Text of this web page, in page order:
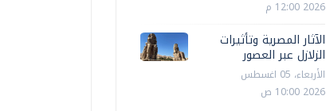
2026 12:00 م
الآثار المصرية وتأثيرات
الزلازل عبر العصور
الأربعاء، 05 اغسطس
2026 10:00 ص